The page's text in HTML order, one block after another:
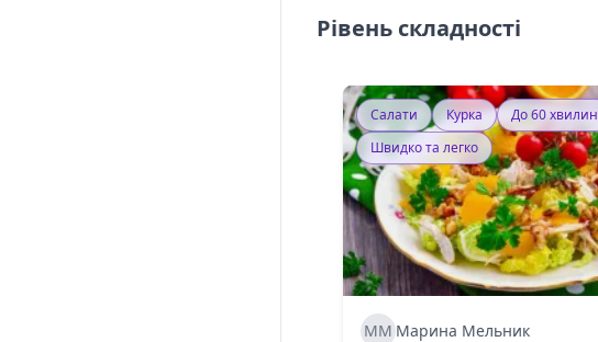
Рівень складності
Салати Курка
До 60 хвилин
Швидко та легко
ММ Марина Мельник